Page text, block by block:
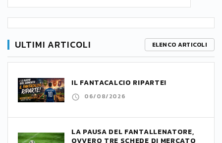
ULTIMI ARTICOLI ELENCO ARTICOLI
IL FANTACALCIO RIPARTE!
06/08/2026
LA PAUSA DEL FANTALLENATORE,
OVVERO TRE SCHEDE DI MERCATO